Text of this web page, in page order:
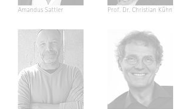
Amandus Sattler Prof. Dr. Christian Kühn